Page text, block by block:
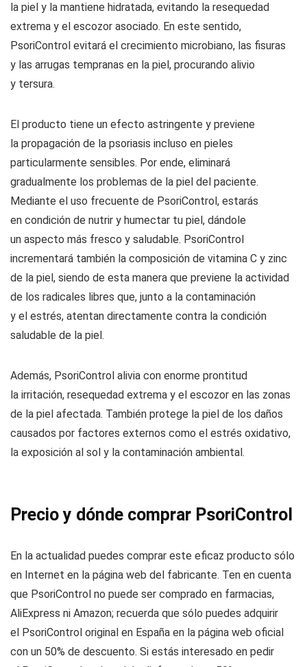
la piel y la mantiene hidratada, evitando la resequedad
extrema y el escozor asociado. En este sentido,
PsoriControl evitará el crecimiento microbiano, las fisuras
y las arrugas tempranas en la piel, procurando alivio
y tersura.
El producto tiene un efecto astringente y previene
la propagación de la psoriasis incluso en pieles
particularmente sensibles. Por ende, eliminará
gradualmente los problemas de la piel del paciente.
Mediante el uso frecuente de PsoriControl, estarás
en condición de nutrir y humectar tu piel, dándole
un aspecto más fresco y saludable. PsoriControl
incrementará también la composición de vitamina C y zinc
de la piel, siendo de esta manera que previene la actividad
de los radicales libres que, junto a la contaminación
y el estrés, atentan directamente contra la condición
saludable de la piel.
Además, PsoriControl alivia con enorme prontitud
la irritación, resequedad extrema y el escozor en las zonas
de la piel afectada. También protege la piel de los daños
causados por factores externos como el estrés oxidativo,
la exposición al sol y la contaminación ambiental.
Precio y dónde comprar PsoriControl
En la actualidad puedes comprar este eficaz producto sólo
en Internet en la página web del fabricante. Ten en cuenta
que PsoriControl no puede ser comprado en farmacias,
AliExpress ni Amazon; recuerda que sólo puedes adquirir
el PsoriControl original en España en la página web oficial
con un 50% de descuento. Si estás interesado en pedir